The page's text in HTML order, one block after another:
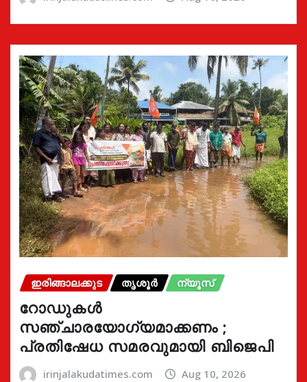
ഇരിങ്ങാലക്കുട തൃശൂർ ന്യൂസ്
റോഡുകൾ
സഞ്ചാരയോഗ്യമാക്കണം ;
പ്രതിഷേധ സമരവുമായി ബിജെപി
irinjalakudatimes.com Aug 10, 2026